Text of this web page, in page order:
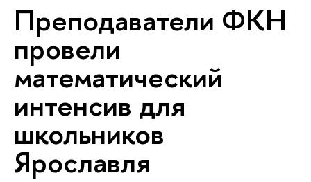
Преподаватели ФКН
провели
математический
интенсив для
школьников
Ярославля